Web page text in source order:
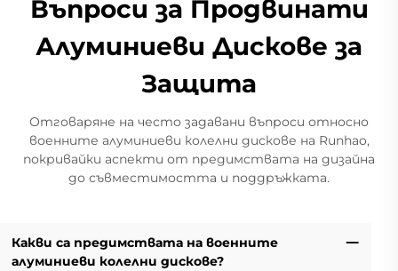
Въпроси за Продвинати
Алуминиеви Дискове за
Защита
Отговаряне на често задавани въпроси относно
военните алуминиеви колелни дискове на Runhao,
покривайки аспекти от предимствата на дизайна
до съвместимостта и поддръжката.
Какви са предимствата на военните
алуминиеви колелни дискове?